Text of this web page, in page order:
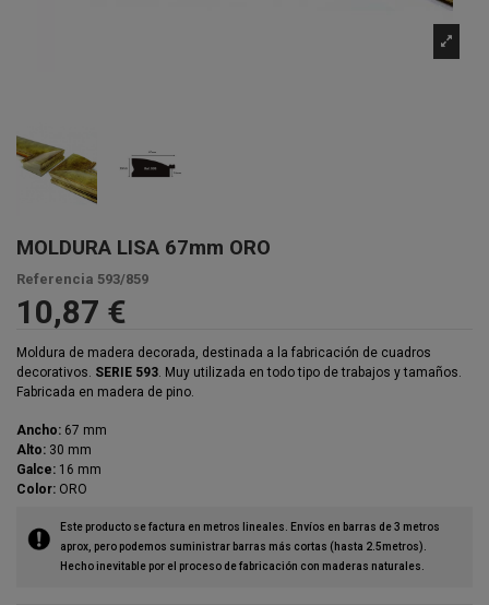
MOLDURA LISA 67mm ORO
Referencia 593/859
10,87 €
Moldura de madera decorada, destinada a la fabricación de cuadros
decorativos. SERIE 593. Muy utilizada en todo tipo de trabajos y tamaños.
Fabricada en madera de pino.
Ancho: 67 mm
Alto: 30 mm
Galce: 16 mm
Color: ORO
Este producto se factura en metros lineales. Envíos en barras de 3 metros
aprox, pero podemos suministrar barras más cortas (hasta 2.5metros).
Hecho inevitable por el proceso de fabricación con maderas naturales.